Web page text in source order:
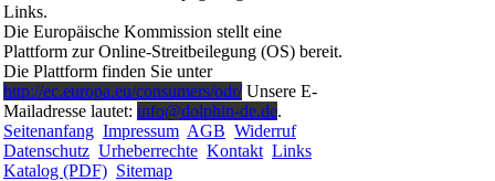
Links.
Die Europäische Kommission stellt eine
Plattform zur Online-Streitbeilegung (OS) bereit.
Die Plattform finden Sie unter
http://ec.europa.eu/consumers/odr/Unsere E-
Mailadresse lautet: info@dolphin-de.de.
Seitenanfang Impressum AGB Widerruf
Datenschutz Urheberrechte Kontakt Links
Katalog (PDF) Sitemap